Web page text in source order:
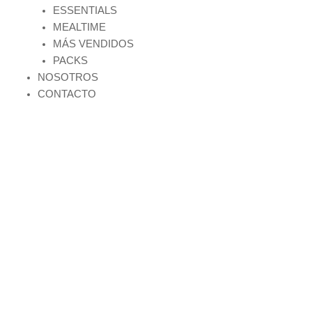
ESSENTIALS
MEALTIME
MÁS VENDIDOS
PACKS
NOSOTROS
CONTACTO